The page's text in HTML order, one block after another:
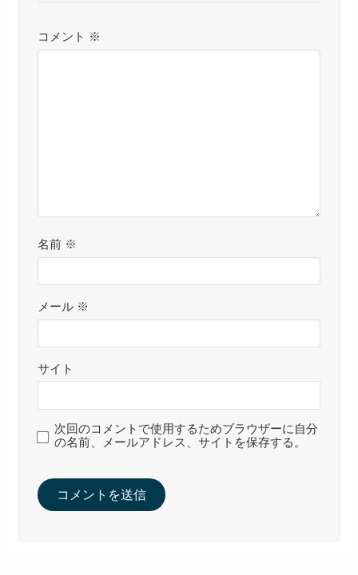
コメント ※
名前 ※
メール ※
サイト
次回のコメントで使用するためブラウザーに自分
の名前、メールアドレス、サイトを保存する。